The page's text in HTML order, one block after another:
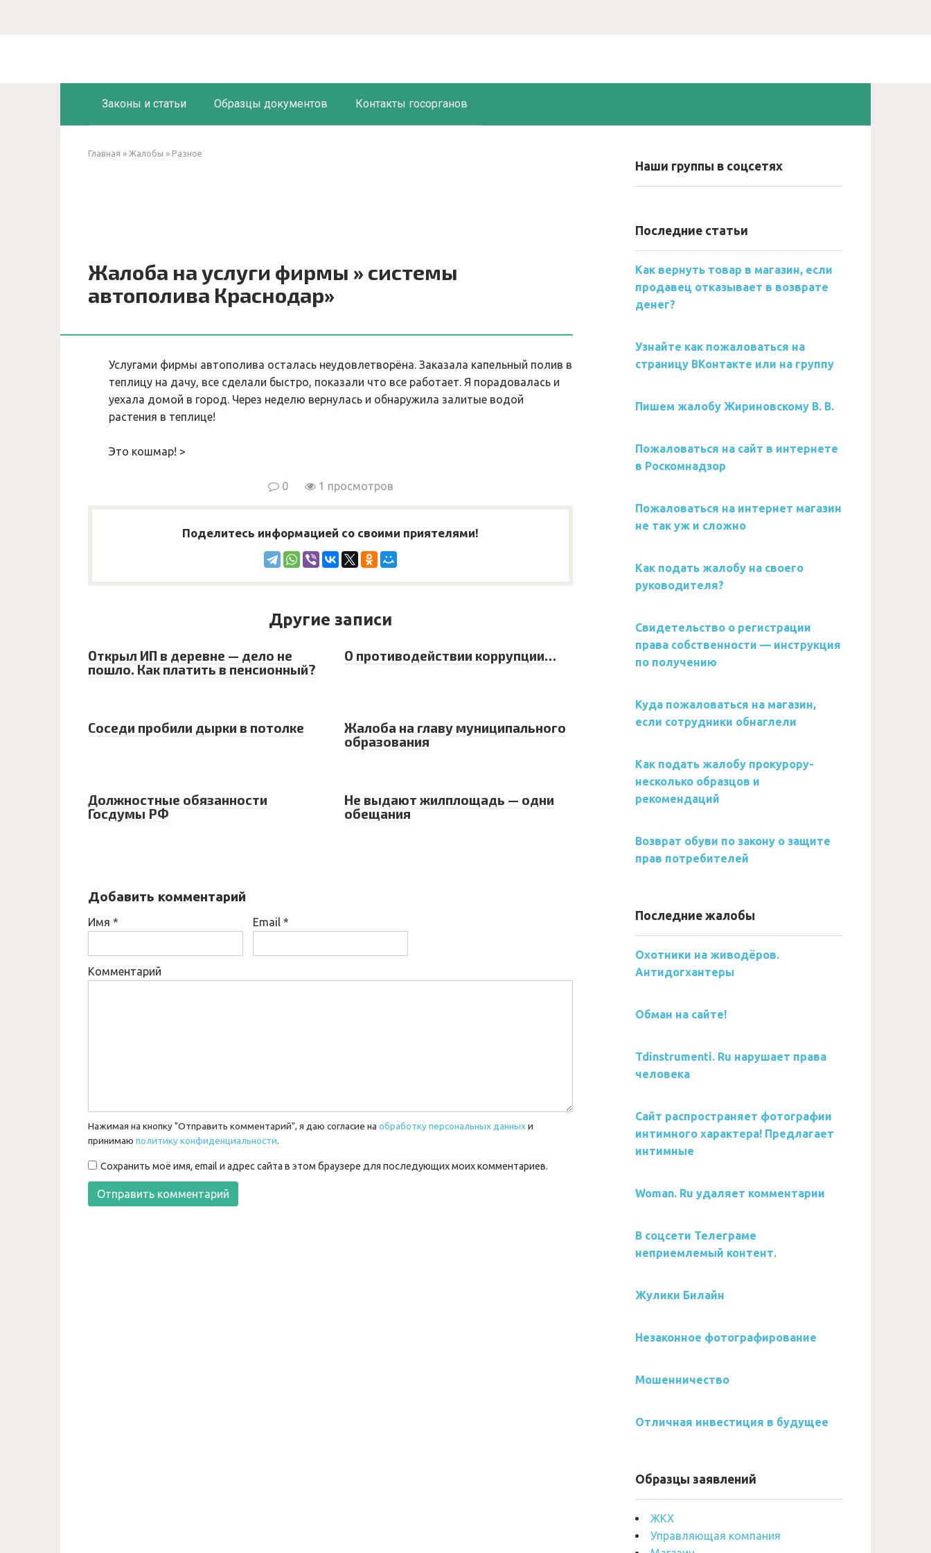
Законы и статьи Образцы документов Контакты госорганов
Главная » Жалобы » Разное
Жалоба на услуги фирмы » системы
автополива Краснодар»
Услугами фирмы автополива осталась неудовлетворёна. Заказала капельный полив в
теплицу на дачу, все сделали быстро, показали что все работает. Я порадовалась и
уехала домой в город. Через неделю вернулась и обнаружила залитые водой
растения в теплице!
Это кошмар! >
0 1 просмотров
Поделитесь информацией со своими приятелями!
Другие записи
Открыл ИП в деревне — дело не
пошло. Как платить в пенсионный?
О противодействии коррупции…
Соседи пробили дырки в потолке
Жалоба на главу муниципального
образования
Должностные обязанности
Госдумы РФ
Не выдают жилплощадь — одни
обещания
Добавить комментарий
Имя * Email *
Комментарий
Нажимая на кнопку "Отправить комментарий", я даю согласие на обработку персональных данныхи
принимаю политику конфиденциальности.
Сохранить моё имя, email и адрес сайта в этом браузере для последующих моих комментариев.
Наши группы в соцсетях
Последние статьи
Как вернуть товар в магазин, если
продавец отказывает в возврате
денег?
Узнайте как пожаловаться на
страницу ВКонтакте или на группу
Пишем жалобу Жириновскому В. В.
Пожаловаться на сайт в интернете
в Роскомнадзор
Пожаловаться на интернет магазин
не так уж и сложно
Как подать жалобу на своего
руководителя?
Свидетельство о регистрации
права собственности — инструкция
по получению
Куда пожаловаться на магазин,
если сотрудники обнаглели
Как подать жалобу прокурору-
несколько образцов и
рекомендаций
Возврат обуви по закону о защите
прав потребителей
Последние жалобы
Охотники на живодёров.
Антидогхантеры
Обман на сайте!
Tdinstrumenti. Ru нарушает права
человека
Сайт распространяет фотографии
интимного характера! Предлагает
интимные
Woman. Ru удаляет комментарии
В соцсети Телеграме
неприемлемый контент.
Жулики Билайн
Незаконное фотографирование
Мошенничество
Отличная инвестиция в будущее
Образцы заявлений
ЖКХ
Управляющая компания